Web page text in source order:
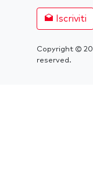
Iscriviti
Copyright ©
reserved.